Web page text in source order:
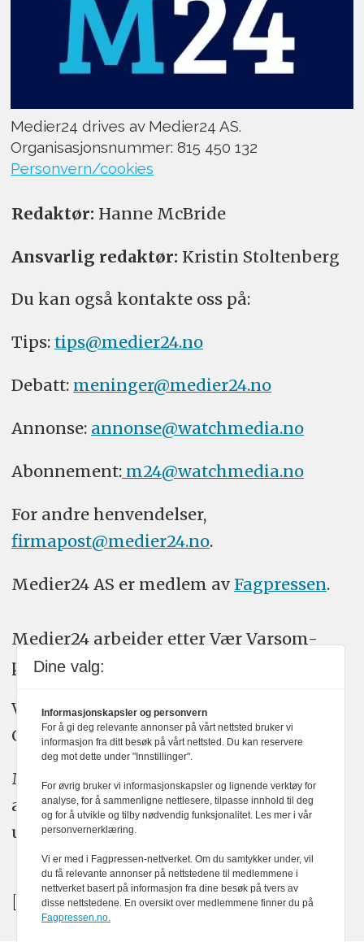
Medier24 drives av Medier24 AS.
Organisasjonsnummer: 815 450 132
Personvern/cookies
Redaktør: Hanne McBride
Ansvarlig redaktør: Kristin Stoltenberg
Du kan også kontakte oss på:
Tips: tips@medier24.no
Debatt: meninger@medier24.no
Annonse: annonse@watchmedia.no
Abonnement:m24@watchmedia.no
For andre henvendelser,
firmapost@medier24.no.
Medier24 AS er medlem av Fagpressen.
Medier24 arbeider etter Vær Varsom-
plakatens regler for god presseskikk.
Vi bruker KI-verktøy som ChatGPT,
Claude, og Gemini i journalistikken vår.
Medier24s redaksjon har alltid det fulle
ansvar for publisert innhold, med eller
uten bruk av kunstig intelligens.
Dine valg:
Informasjonskapsler og personvern
For å gi deg relevante annonser på vårt nettsted bruker vi
informasjon fra ditt besøk på vårt nettsted. Du kan reservere
deg mot dette under "Innstillinger".
For øvrig bruker vi informasjonskapsler og lignende verktøy for
analyse, for å sammenligne nettlesere, tilpasse innhold til deg
og for å utvikle og tilby nødvendig funksjonalitet. Les mer i vår
personvernerklæring.
Vi er med i Fagpressen-nettverket. Om du samtykker under, vil
du få relevante annonser på nettstedene til medlemmene i
nettverket basert på informasjon fra dine besøk på tvers av
disse nettstedene. En oversikt over medlemmene finner du på
Fagpressen.no.